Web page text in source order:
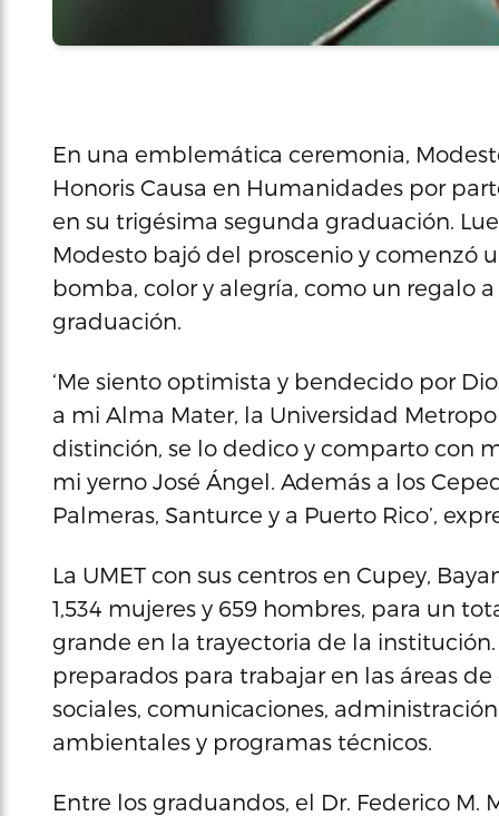
En una emblemática ceremonia,
Honoris Causa en Humanidades por
en su trigésima segunda graduación.
Modesto bajó del proscenio y comenzó
bomba, color y alegría, como un regalo
graduación.
‘Me siento optimista y bendecido por
a mi Alma Mater, la Universidad
distinción, se lo dedico y comparto con
mi yerno José Ángel. Además a los
Palmeras, Santurce y a Puerto Rico’,
La UMET con sus centros en Cupey,
1,534 mujeres y 659 hombres, para un
grande en la trayectoria de la
preparados para trabajar en las áreas
sociales, comunicaciones,
ambientales y programas técnicos.
Entre los graduandos, el Dr. Federico M.